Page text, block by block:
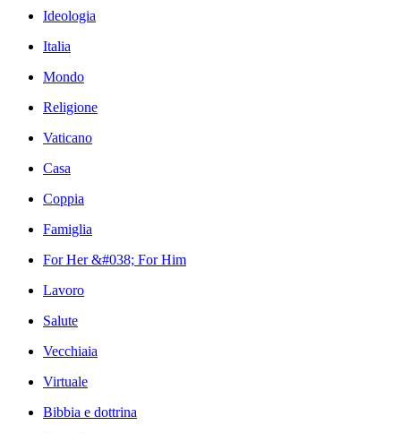
Ideologia
Italia
Mondo
Religione
Vaticano
Casa
Coppia
Famiglia
For Her &#038; For Him
Lavoro
Salute
Vecchiaia
Virtuale
Bibbia e dottrina